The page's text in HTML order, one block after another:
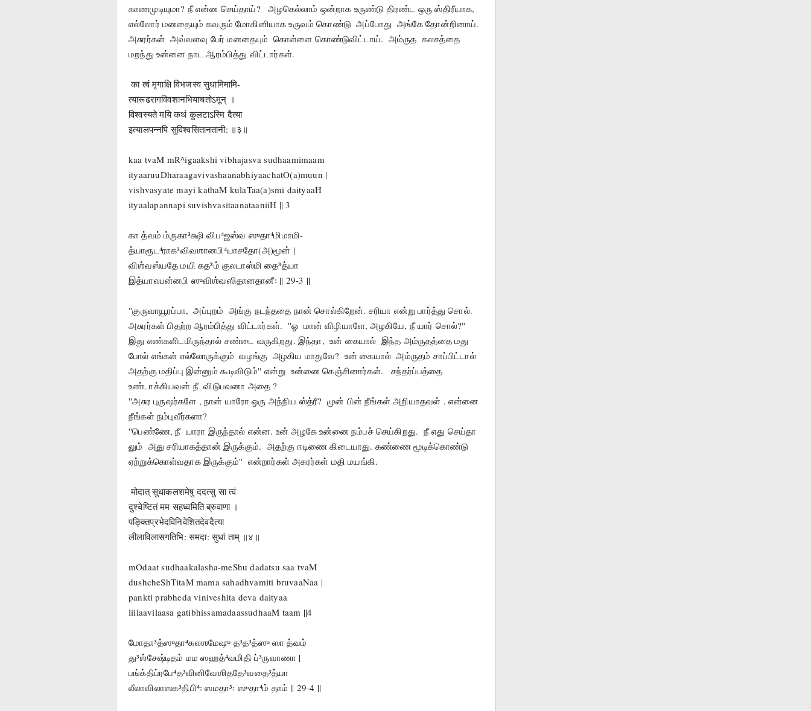
காணமுடியுமா? நீ என்ன செய்தாய்?   அழகெல்லாம் ஒன்றாக உருண்டு திரண்ட ஒரு ஸ்திரீயாக,
எல்லோர் மனதையும் கவரும் மோகினியாக உருவம் கொண்டு  அப்போது  அங்கே தோன்றினாய்.
அசுரர்கள்  அவ்வளவு பேர் மனதையும்  கொள்ளை கொண்டுவிட்டாய்.  அம்ருத  கலசத்தை
மறந்து உன்னை நாட ஆரம்பித்து விட்டார்கள்.
का त्वं मृगाक्षि विभजस्व सुधामिमामि-
त्यारूढरागविवशानभियाचतोऽमून् ।
विश्वस्यते मयि कथं कुलटाऽस्मि दैत्या
इत्यालपन्नपि सुविश्वसितानतानी: ॥३॥
kaa tvaM mR^igaakshi vibhajasva sudhaamimaam
ityaaruuDharaagavivashaanabhiyaachatO(a)muun |
vishvasyate mayi kathaM kulaTaa(a)smi daityaaH
ityaalapannapi suvishvasitaanataaniiH || 3
கா த்வம் ம்ருகா³க்ஷி விப⁴ஜஸ்வ ஸுதா⁴மிமாமி-
த்யாரூட⁴ராக³விவஶானபி⁴யாசதோ(அ)மூன் |
விஶ்வஸ்யதே மயி கத²ம் குலடாஸ்மி தை³த்யா
இத்யாலபன்னபி ஸுவிஶ்வஸிதானதானீ꞉ || 29-3 ||
''குருவாயூரப்பா,  அப்புறம்  அங்கு நடந்ததை நான் சொல்கிறேன். சரியா என்று பார்த்து சொல்.
அசுரர்கள் பிதற்ற ஆரம்பித்து விட்டார்கள்.  ''ஓ  மான் விழியாளே, அழகியே, நீ யார் சொல்?''
இது எண்களிடமிருந்தால் சண்டை வருகிறது. இந்தா,  உன் கையால்  இந்த அம்ருதத்தை மது
போல் எங்கள் எல்லோருக்கும்  வழங்கு  அழகிய மாதுவே?  உன் கையால்  அம்ருதம் சாப்பிட்டால்
அதற்கு மதிப்பு இன்னும் கூடிவிடும்'' என்று  உன்னை கெஞ்சினார்கள்.   சந்தர்ப்பத்தை
உண்டாக்கியவன் நீ  விடுபவனா அதை ?
''அசுர புருஷர்களே , நான் யாரோ ஒரு அந்நிய ஸ்த்ரீ?  முன் பின் நீங்கள் அறியாதவள் . என்னை
நீங்கள் நம்புவீர்களா?
''பெண்ணே, நீ  யாரா இருந்தால் என்ன. உன் அழகே உன்னை நம்பச் செய்கிறது.  நீ எது செய்தா
லும்  அது சரியாகத்தான் இருக்கும்.  அதற்கு ஈடிணை கிடையாது. கண்ணை மூடிக்கொண்டு
ஏற்றுக்கொள்வதாக இருக்கும்''  என்றார்கள் அசுரர்கள் மதி மயங்கி.
मोदात् सुधाकलशमेषु ददत्सु सा त्वं
दुश्चेष्टितं मम सहध्वमिति ब्रुवाणा ।
पङ्क्तिप्रभेदविनिवेशितदेवदैत्या
लीलाविलासगतिभि: समदा: सुधां ताम् ॥४॥
mOdaat sudhaakalasha-meShu dadatsu saa tvaM
dushcheShTitaM mama sahadhvamiti bruvaaNaa |
pankti prabheda viniveshita deva daityaa
liilaavilaasa gatibhissamadaassudhaaM taam ||4
மோதா³த்ஸுதா⁴கலஶமேஷு த³த³த்ஸு ஸா த்வம்
து³ஶ்சேஷ்டிதம் மம ஸஹத்⁴வமிதி ப்³ருவாணா |
பங்க்திப்ரபே⁴த³வினிவேஶிததே³வதை³த்யா
லீலாவிலாஸக³திபி⁴꞉ ஸமதா³꞉ ஸுதா⁴ம் தாம் || 29-4 ||